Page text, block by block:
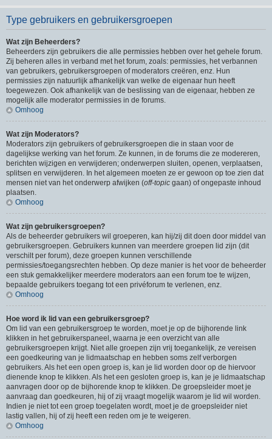
Type gebruikers en gebruikersgroepen
Wat zijn Beheerders?
Beheerders zijn gebruikers die alle permissies hebben over het gehele forum.
Zij beheren alles in verband met het forum, zoals: permissies, het verbannen
van gebruikers, gebruikersgroepen of moderators creëren, enz. Hun
permissies zijn natuurlijk afhankelijk van welke de eigenaar hun heeft
toegewezen. Ook afhankelijk van de beslissing van de eigenaar, hebben ze
mogelijk alle moderator permissies in de forums.
Omhoog
Wat zijn Moderators?
Moderators zijn gebruikers of gebruikersgroepen die in staan voor de
dagelijkse werking van het forum. Ze kunnen, in de forums die ze modereren,
berichten wijzigen en verwijderen; onderwerpen sluiten, openen, verplaatsen,
splitsen en verwijderen. In het algemeen moeten ze er gewoon op toe zien dat
mensen niet van het onderwerp afwijken (off-topic gaan) of ongepaste inhoud
plaatsen.
Omhoog
Wat zijn gebruikersgroepen?
Als de beheerder gebruikers wil groeperen, kan hij/zij dit doen door middel van
gebruikersgroepen. Gebruikers kunnen van meerdere groepen lid zijn (dit
verschilt per forum), deze groepen kunnen verschillende
permissies/toegangsrechten hebben. Op deze manier is het voor de beheerder
een stuk gemakkelijker meerdere moderators aan een forum toe te wijzen,
bepaalde gebruikers toegang tot een privéforum te verlenen, enz.
Omhoog
Hoe word ik lid van een gebruikersgroep?
Om lid van een gebruikersgroep te worden, moet je op de bijhorende link
klikken in het gebruikerspaneel, waarna je een overzicht van alle
gebruikersgroepen krijgt. Niet alle groepen zijn vrij toegankelijk, ze vereisen
een goedkeuring van je lidmaatschap en hebben soms zelf verborgen
gebruikers. Als het een open groep is, kan je lid worden door op de hiervoor
dienende knop te klikken. Als het een gesloten groep is, kan je je lidmaatschap
aanvragen door op de bijhorende knop te klikken. De groepsleider moet je
aanvraag dan goedkeuren, hij of zij vraagt mogelijk waarom je lid wil worden.
Indien je niet tot een groep toegelaten wordt, moet je de groepsleider niet
lastig vallen, hij of zij heeft een reden om je te weigeren.
Omhoog